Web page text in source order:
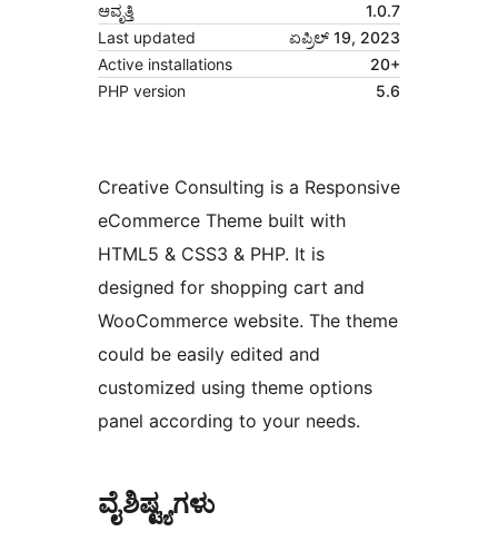
ಆವೃತ್ತಿ
1.0.7
Last updated
ಏಪ್ರಿಲ್ 19, 2023
Active installations
20+
PHP version
5.6
Creative Consulting is a Responsive
eCommerce Theme built with
HTML5 & CSS3 & PHP. It is
designed for shopping cart and
WooCommerce website. The theme
could be easily edited and
customized using theme options
panel according to your needs.
ವೈಶಿಷ್ಟ್ಯಗಳು